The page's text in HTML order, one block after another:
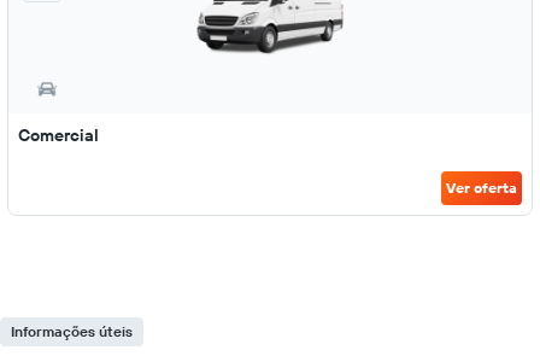
Comercial
Ver oferta
Informações úteis